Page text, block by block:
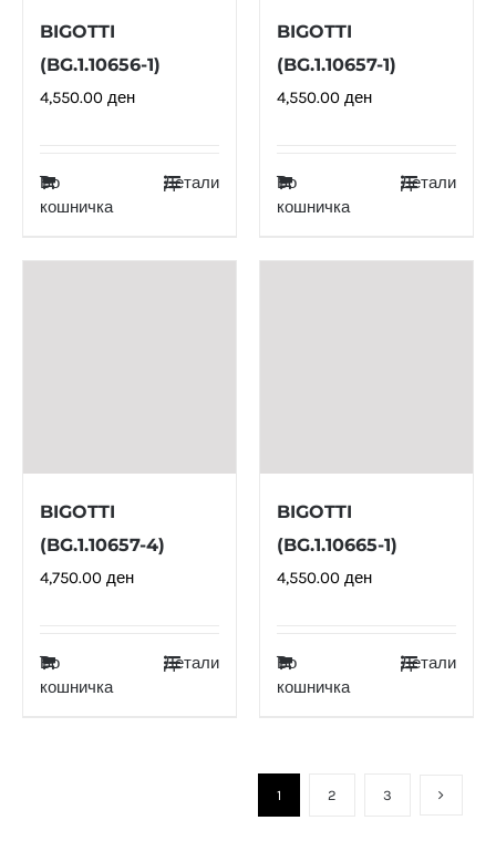
BIGOTTI
(BG.1.10656-1)
4,550.00 ден
Во
кошничка
Детали
BIGOTTI
(BG.1.10657-1)
4,550.00 ден
Во
кошничка
Детали
BIGOTTI
(BG.1.10657-4)
4,750.00 ден
Во
кошничка
Детали
BIGOTTI
(BG.1.10665-1)
4,550.00 ден
Во
кошничка
Детали
1 2 3